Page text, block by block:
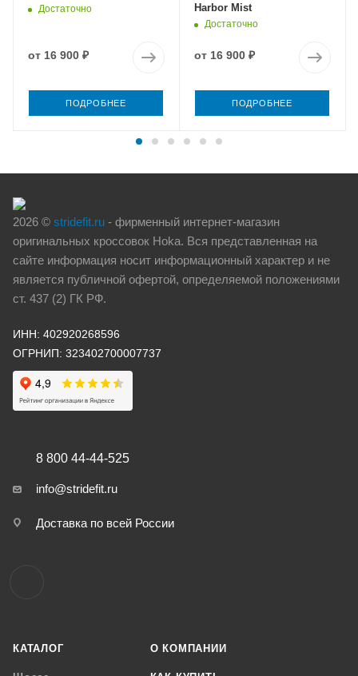
Достаточно
от 16 900 ₽
ПОДРОБНЕЕ
Harbor Mist
Достаточно
от 16 900 ₽
ПОДРОБНЕЕ
2026 © stridefit.ru - фирменный интернет-магазин
оригинальных кроссовок Hoka. Вся представленная на
сайте информация носит информационный характер и не
является публичной офертой, определяемой положениями
ст. 437 (2) ГК РФ.
ИНН: 402920268596
ОГРНИП: 323402700007737
КАТАЛОГ О КОМПАНИИ
8 800 44-44-525
info@stridefit.ru
Доставка по всей России